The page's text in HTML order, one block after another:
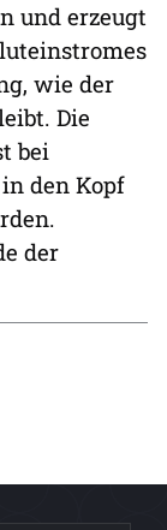
und erzeugt
wie der
Die
bei
den Kopf
der